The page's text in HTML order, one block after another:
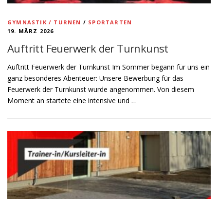
GYMNASTIK / TURNEN / SPORTARTEN
19. MÄRZ 2026
Auftritt Feuerwerk der Turnkunst
Auftritt Feuerwerk der Turnkunst Im Sommer begann für uns ein
ganz besonderes Abenteuer: Unsere Bewerbung für das
Feuerwerk der Turnkunst wurde angenommen. Von diesem
Moment an startete eine intensive und …